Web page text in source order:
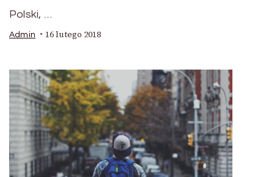
Polski, …
Admin 16 lutego 2018